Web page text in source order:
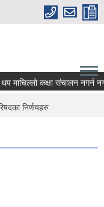
कक्षा संचालन नगर्न
निर्णयहरु